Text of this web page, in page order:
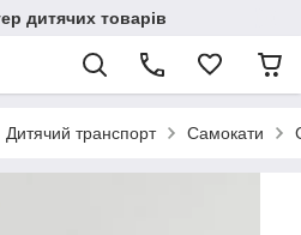
дитячих товарів
Дитячий транспорт Самокати